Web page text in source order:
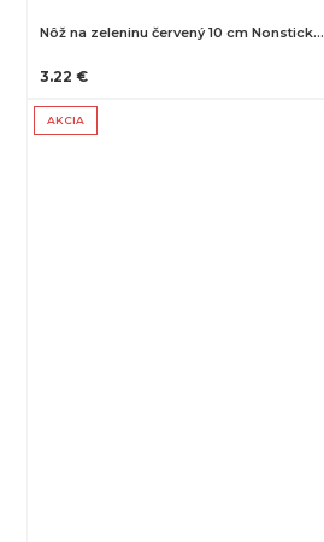
Nôž na zeleninu červený 10 cm Nonstick…
3.22 €
AKCIA